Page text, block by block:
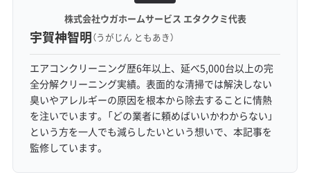
株式会社ウガホームサービス エタククミ代表
宇賀神智明（うがじん ともあき）
エアコンクリーニング歴6年以上、延べ5,000台以上の完
全分解クリーニング実績。表面的な清掃では解決しない
臭いやアレルギーの原因を根本から除去することに情熱
を注いでいます。「どの業者に頼めばいいかわからない」
という方を一人でも減らしたいという想いで、本記事を
監修しています。